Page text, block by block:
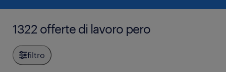
1322 offerte di lavoro pero
filtro